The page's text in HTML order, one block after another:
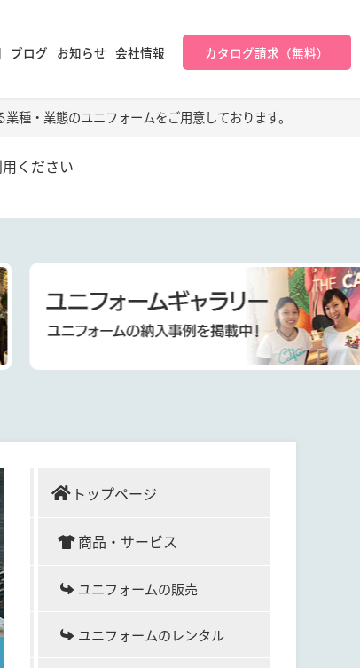
ブログ お知らせ 会社情報 カタログ請求（無料）
種・業態のユニフォームをご用意しております。
ください
トップページ
商品・サービス
ユニフォームの販売
ユニフォームのレンタル